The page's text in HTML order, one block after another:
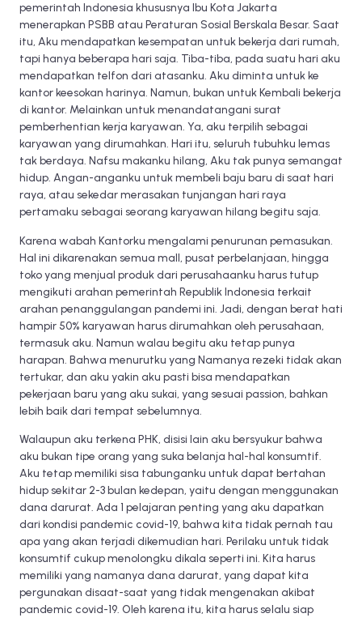
pemerintah Indonesia khususnya Ibu Kota Jakarta
menerapkan PSBB atau Peraturan Sosial Berskala Besar. Saat
itu, Aku mendapatkan kesempatan untuk bekerja dari rumah,
tapi hanya beberapa hari saja. Tiba-tiba, pada suatu hari aku
mendapatkan telfon dari atasanku. Aku diminta untuk ke
kantor keesokan harinya. Namun, bukan untuk Kembali bekerja
di kantor. Melainkan untuk menandatangani surat
pemberhentian kerja karyawan. Ya, aku terpilih sebagai
karyawan yang dirumahkan. Hari itu, seluruh tubuhku lemas
tak berdaya. Nafsu makanku hilang, Aku tak punya semangat
hidup. Angan-anganku untuk membeli baju baru di saat hari
raya, atau sekedar merasakan tunjangan hari raya
pertamaku sebagai seorang karyawan hilang begitu saja.
Karena wabah Kantorku mengalami penurunan pemasukan.
Hal ini dikarenakan semua mall, pusat perbelanjaan, hingga
toko yang menjual produk dari perusahaanku harus tutup
mengikuti arahan pemerintah Republik Indonesia terkait
arahan penanggulangan pandemi ini. Jadi, dengan berat hati
hampir 50% karyawan harus dirumahkan oleh perusahaan,
termasuk aku. Namun walau begitu aku tetap punya
harapan. Bahwa menurutku yang Namanya rezeki tidak akan
tertukar, dan aku yakin aku pasti bisa mendapatkan
pekerjaan baru yang aku sukai, yang sesuai passion, bahkan
lebih baik dari tempat sebelumnya.
Walaupun aku terkena PHK, disisi lain aku bersyukur bahwa
aku bukan tipe orang yang suka belanja hal-hal konsumtif.
Aku tetap memiliki sisa tabunganku untuk dapat bertahan
hidup sekitar 2-3 bulan kedepan, yaitu dengan menggunakan
dana darurat. Ada 1 pelajaran penting yang aku dapatkan
dari kondisi pandemic covid-19, bahwa kita tidak pernah tau
apa yang akan terjadi dikemudian hari. Perilaku untuk tidak
konsumtif cukup menolongku dikala seperti ini. Kita harus
memiliki yang namanya dana darurat, yang dapat kita
pergunakan disaat-saat yang tidak mengenakan akibat
pandemic covid-19. Oleh karena itu, kita harus selalu siap